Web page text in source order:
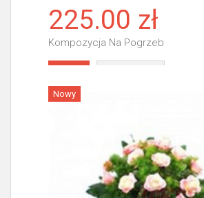
225.00 zł
Kompozycja Na Pogrzeb
Nowy